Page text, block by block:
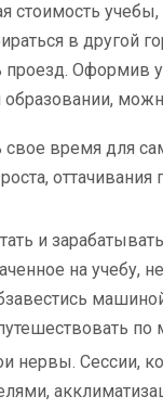
стоимость
в другой
Оформив у
время для
оттачивания
и
на учебу,
по
нервы. Сессии,